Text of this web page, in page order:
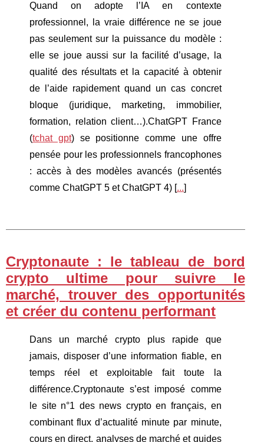
Quand on adopte l’IA en contexte
professionnel, la vraie différence ne se joue
pas seulement sur la puissance du modèle :
elle se joue aussi sur la facilité d’usage, la
qualité des résultats et la capacité à obtenir
de l’aide rapidement quand un cas concret
bloque (juridique, marketing, immobilier,
formation, relation client…).ChatGPT France
(tchat gpt) se positionne comme une offre
pensée pour les professionnels francophones
: accès à des modèles avancés (présentés
comme ChatGPT 5 et ChatGPT 4) [...]
Cryptonaute : le tableau de bord
crypto ultime pour suivre le
marché, trouver des opportunités
et créer du contenu performant
Dans un marché crypto plus rapide que
jamais, disposer d’une information fiable, en
temps réel et exploitable fait toute la
différence.Cryptonaute s’est imposé comme
le site n°1 des news crypto en français, en
combinant flux d’actualité minute par minute,
cours en direct, analyses de marché et guides